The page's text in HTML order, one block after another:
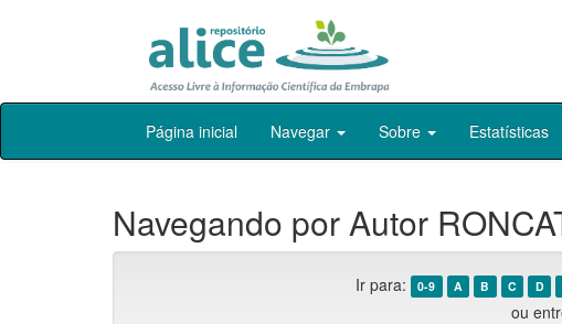
Skip
Página inicial Navegar Sobre Estatísticas
Navegando por Autor
Ir para: 0-9 A B C D
ou